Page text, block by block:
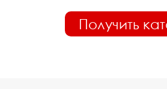
Получить